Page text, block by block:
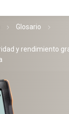
Glosario
y rendimiento